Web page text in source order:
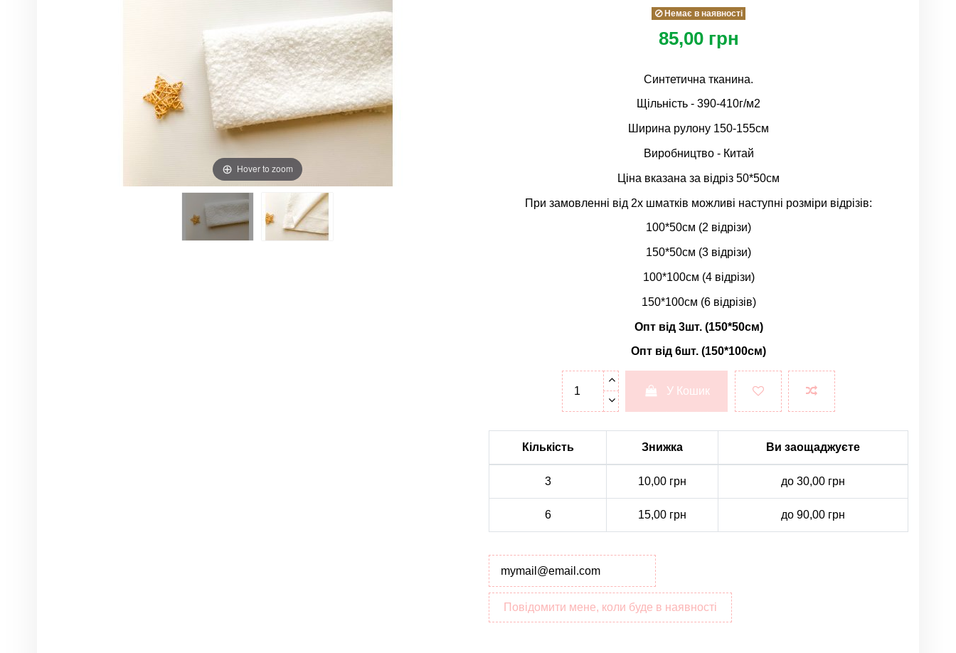
Hover to zoom
Немає в наявності
85,00 грн
Синтетична тканина.
Щільність - 390-410г/м2
Ширина рулону 150-155см
Виробництво - Китай
Ціна вказана за відріз 50*50см
При замовленні від 2х шматків можливі наступні розміри відрізів:
100*50см (2 відрізи)
150*50см (3 відрізи)
100*100см (4 відрізи)
150*100см (6 відрізів)
Опт від 3шт. (150*50см)
Опт від 6шт. (150*100см)
У Кошик
Кількість Знижка Ви заощаджуєте
3 10,00 грн до 30,00 грн
6 15,00 грн до 90,00 грн
Повідомити мене, коли буде в наявності